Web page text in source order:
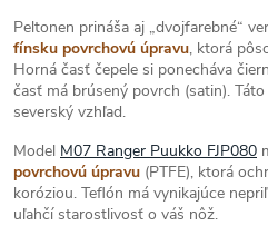
Peltonen prináša aj „dvojfarebné“
fínsku povrchovú úpravu, ktorá
Horná časť čepele si ponecháva
časť má brúsený povrch (satin).
severský vzhľad.
Model M07 Ranger Puukko FJP080
povrchovú úpravu (PTFE), ktorá
koróziou. Teflón má vynikajúce
uľahčí starostlivosť o váš nôž.